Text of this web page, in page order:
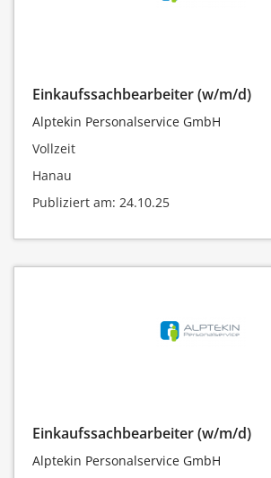
Einkaufssachbearbeiter (w/m/d)
Alptekin Personalservice GmbH
Vollzeit
Hanau
Publiziert am: 24.10.25
Einkaufssachbearbeiter (w/m/d)
Alptekin Personalservice GmbH